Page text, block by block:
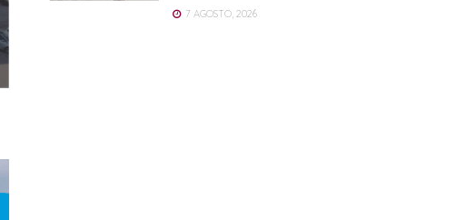
7 AGOSTO, 2026